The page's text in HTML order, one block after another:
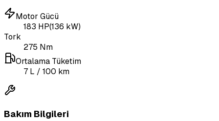
Motor Gücü
183 HP(136 kW)
Tork
275 Nm
Ortalama Tüketim
7 L / 100 km
Bakım Bilgileri